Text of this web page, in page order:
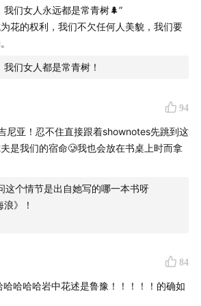
有限的，关注的剧烈程度就是爱的
美、会凋谢，也关联着「爱与失
Glück，Harpercollins，2001-3
我们女人永远都是常青树🌲”
花的权利，我们不欠任何人美貌，我们要
我们女人都是常青树！
94
尼亚！忍不住直接跟着shownotes先跳到这
是我们的宿命🥲我也会放在书桌上时而拿
这个情节是出自她写的哪一本书呀
》！
84
哈哈哈哈岩中花述是鲁豫！！！！！的确如